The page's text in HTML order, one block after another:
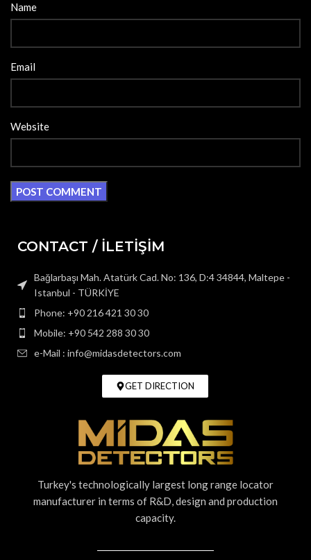
Name
Email
Website
CONTACT / İLETİŞİM
Bağlarbaşı Mah. Atatürk Cad. No: 136, D:4 34844, Maltepe -
Istanbul - TÜRKİYE
Phone: +90 216 421 30 30
Mobile: +90 542 288 30 30
e-Mail : info@midasdetectors.com
GET DIRECTION
Turkey's technologically largest long range locator
manufacturer in terms of R&D, design and production
capacity.